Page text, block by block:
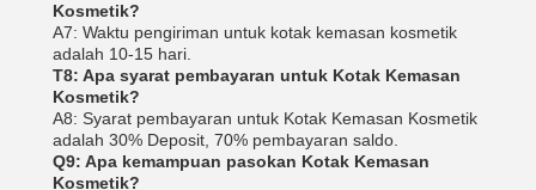
Kosmetik?
A7: Waktu pengiriman untuk kotak kemasan kosmetik
adalah 10-15 hari.
T8: Apa syarat pembayaran untuk Kotak Kemasan
Kosmetik?
A8: Syarat pembayaran untuk Kotak Kemasan Kosmetik
adalah 30% Deposit, 70% pembayaran saldo.
Q9: Apa kemampuan pasokan Kotak Kemasan
Kosmetik?